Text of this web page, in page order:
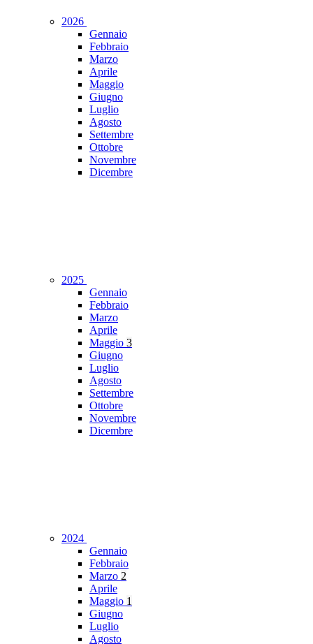
2026
Gennaio
Febbraio
Marzo
Aprile
Maggio
Giugno
Luglio
Agosto
Settembre
Ottobre
Novembre
Dicembre
2025
Gennaio
Febbraio
Marzo
Aprile
Maggio 3
Giugno
Luglio
Agosto
Settembre
Ottobre
Novembre
Dicembre
2024
Gennaio
Febbraio
Marzo 2
Aprile
Maggio 1
Giugno
Luglio
Agosto